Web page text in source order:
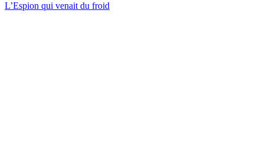
L’Espion qui venait du froid